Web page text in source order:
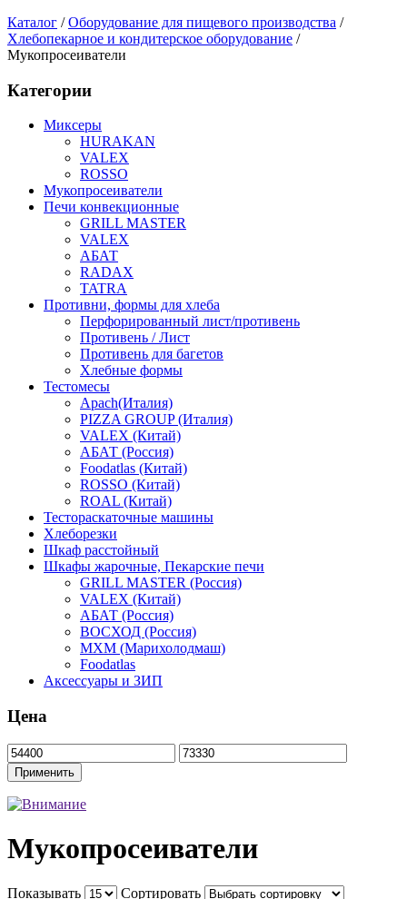
Каталог / Оборудование для пищевого производства /
Хлебопекарное и кондитерское оборудование /
Мукопросеиватели
Категории
Миксеры
HURAKAN
VALEX
ROSSO
Мукопросеиватели
Печи конвекционные
GRILL MASTER
VALEX
АБАТ
RADAX
TATRA
Противни, формы для хлеба
Перфорированный лист/противень
Противень / Лист
Противень для багетов
Хлебные формы
Тестомесы
Apach(Италия)
PIZZA GROUP (Италия)
VALEX (Китай)
АБАТ (Россия)
Foodatlas (Китай)
ROSSO (Китай)
ROAL (Китай)
Тестораскаточные машины
Хлеборезки
Шкаф расстойный
Шкафы жарочные, Пекарские печи
GRILL MASTER (Россия)
VALEX (Китай)
АБАТ (Россия)
ВОСХОД (Россия)
МХМ (Марихолодмаш)
Foodatlas
Аксессуары и ЗИП
Цена
Мукопросеиватели
Показывать Сортировать